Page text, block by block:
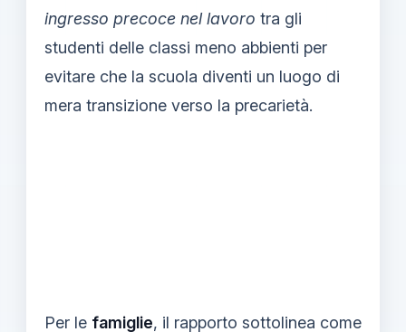
ingresso precoce nel lavoro tra gli
studenti delle classi meno abbienti per
evitare che la scuola diventi un luogo di
mera transizione verso la precarietà.
Per le famiglie, il rapporto sottolinea come